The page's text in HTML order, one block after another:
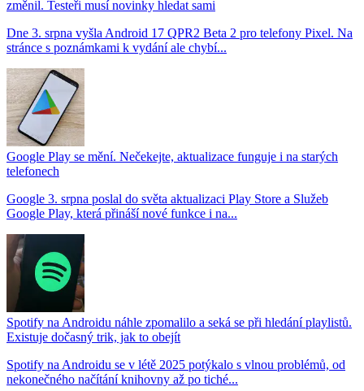
změnil. Testeři musí novinky hledat sami
Dne 3. srpna vyšla Android 17 QPR2 Beta 2 pro telefony Pixel. Na
stránce s poznámkami k vydání ale chybí...
Google Play se mění. Nečekejte, aktualizace funguje i na starých
telefonech
Google 3. srpna poslal do světa aktualizaci Play Store a Služeb
Google Play, která přináší nové funkce i na...
Spotify na Androidu náhle zpomalilo a seká se při hledání playlistů.
Existuje dočasný trik, jak to obejít
Spotify na Androidu se v létě 2025 potýkalo s vlnou problémů, od
nekonečného načítání knihovny až po tiché...